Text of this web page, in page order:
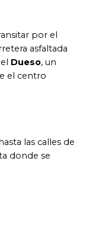
por el
asfaltada
Dueso, un
el centro
las calles de
donde se